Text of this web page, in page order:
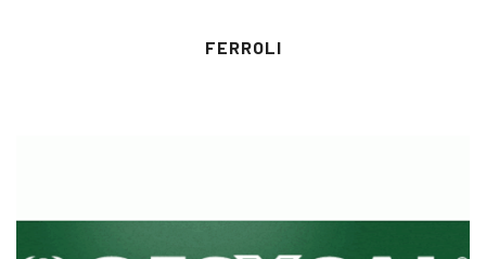
FERROLI